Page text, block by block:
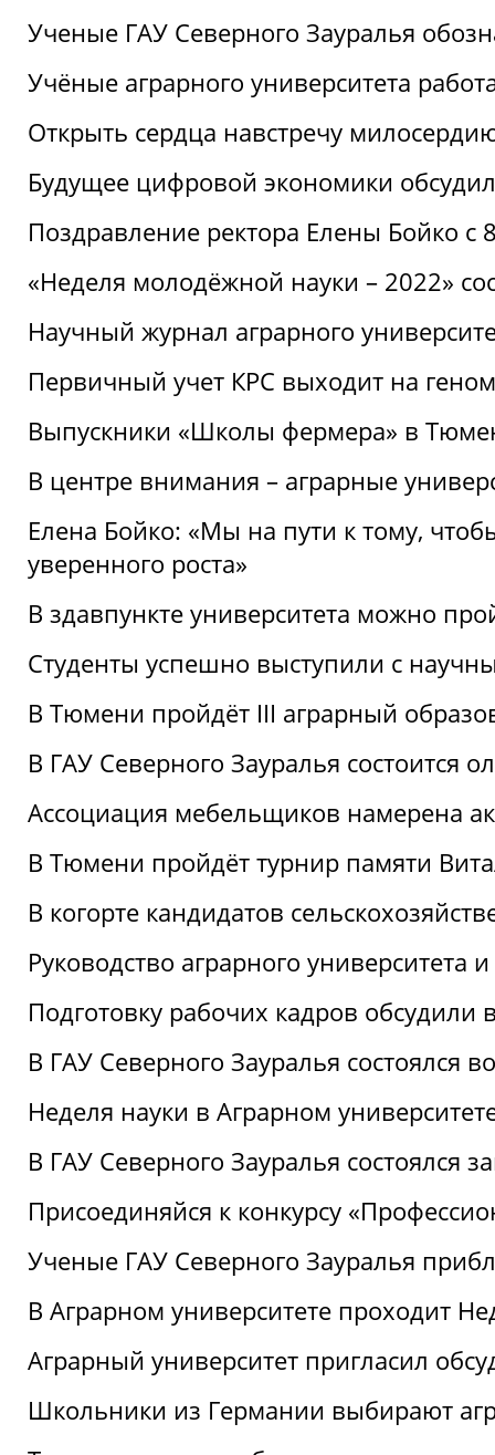
Ученые ГАУ Северного Зауралья
Учёные аграрного университета
Открыть сердца навстречу
Будущее цифровой экономики
Поздравление ректора Елены Бойко с
«Неделя молодёжной науки – 2022»
Научный журнал аграрного
Первичный учет КРС выходит на
Выпускники «Школы фермера» в
В центре внимания – аграрные
Елена Бойко: «Мы на пути к тому,
уверенного роста»
В здавпункте университета можно
Студенты успешно выступили с
В Тюмени пройдёт III аграрный
В ГАУ Северного Зауралья состоится
Ассоциация мебельщиков намерена
В Тюмени пройдёт турнир памяти
В когорте кандидатов
Руководство аграрного
Подготовку рабочих кадров
В ГАУ Северного Зауралья состоялся
Неделя науки в Аграрном
В ГАУ Северного Зауралья
Присоединяйся к конкурсу
Ученые ГАУ Северного Зауралья
В Аграрном университете проходит
Аграрный университет пригласил
Школьники из Германии выбирают